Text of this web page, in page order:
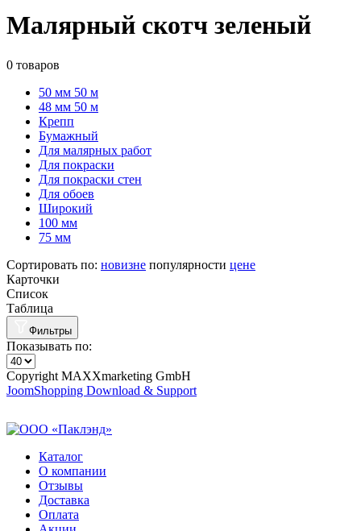
Малярный скотч зеленый
0 товаров
50 мм 50 м
48 мм 50 м
Крепп
Бумажный
Для малярных работ
Для покраски
Для покраски стен
Для обоев
Широкий
100 мм
75 мм
Сортировать по: новизне популярности цене
Карточки
Список
Таблица
Фильтры
Показывать по:
Copyright MAXXmarketing GmbH
JoomShopping Download & Support
Каталог
О компании
Отзывы
Доставка
Оплата